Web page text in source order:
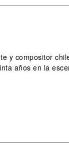
y compositor
años en la